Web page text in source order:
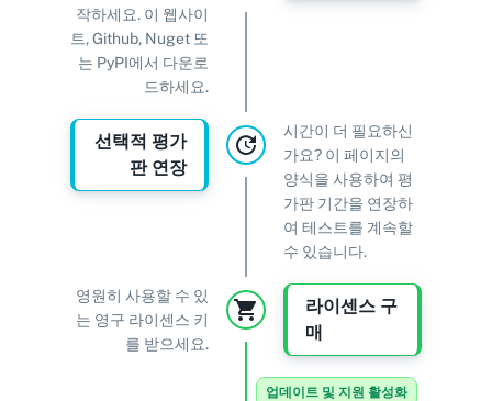
작하세요. 이 웹사이
트, Github, Nuget 또
는 PyPI에서 다운로
드하세요.
시간이 더 필요하신
가요? 이 페이지의
양식을 사용하여 평
가판 기간을 연장하
여 테스트를 계속할
수 있습니다.
선택적 평가
판 연장
영원히 사용할 수 있
는 영구 라이센스 키
를 받으세요.
업데이트 및 지원 활성화
라이센스 구
매